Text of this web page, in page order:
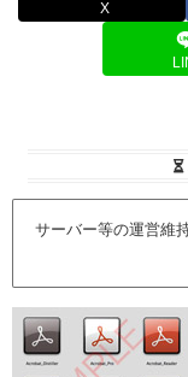
X
サーバー等の運営維